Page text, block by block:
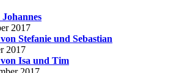
2017
Stefanie und Sebastian
2017
Isa und Tim